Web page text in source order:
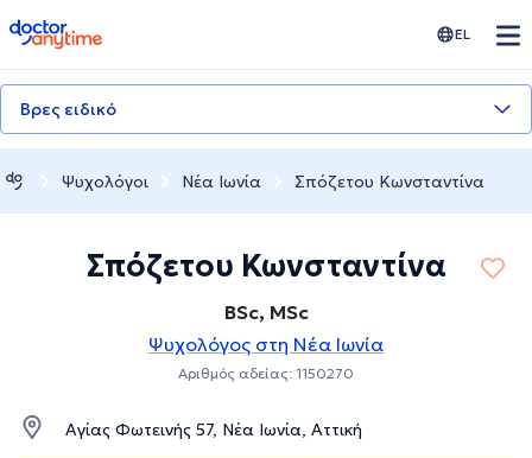
doctoranytime EL
Βρες ειδικό
Ψυχολόγοι Νέα Ιωνία Σπόζετου Κωνσταντίνα
Σπόζετου Κωνσταντίνα
BSc, MSc
Ψυχολόγος στη Νέα Ιωνία
Αριθμός αδείας: 1150270
Αγίας Φωτεινής 57, Νέα Ιωνία, Αττική